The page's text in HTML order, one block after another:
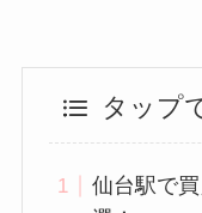
タップ
仙台駅で